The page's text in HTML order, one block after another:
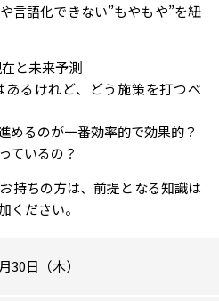
言語化できない”もやもや”を紐
と未来予測
るけれど、どう施策を打つべ
めるのが一番効率的で効果的？
ているの？
持ちの方は、前提となる知識は
ください。
30日（木）